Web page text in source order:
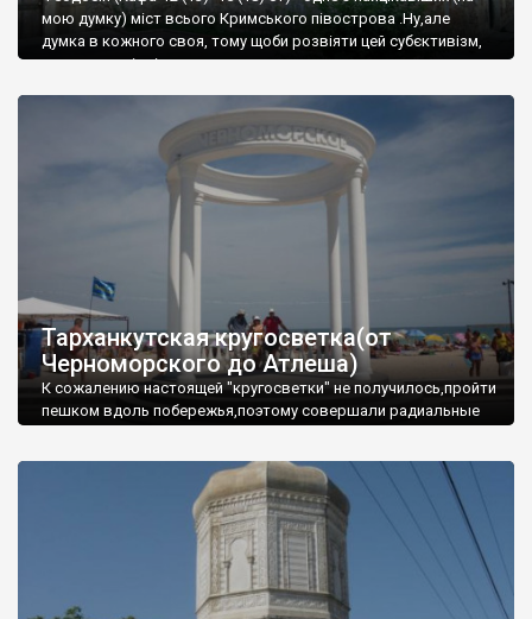
мою думку) міст всього Кримського півострова .Ну,але
думка в кожного своя, тому щоби розвіяти цей субєктивізм,
запрошую відвідати це
Тарханкутская кругосветка(от
Черноморского до Атлеша)
К сожалению настоящей "кругосветки" не получилось,пройти
пешком вдоль побережья,поэтому совершали радиальные